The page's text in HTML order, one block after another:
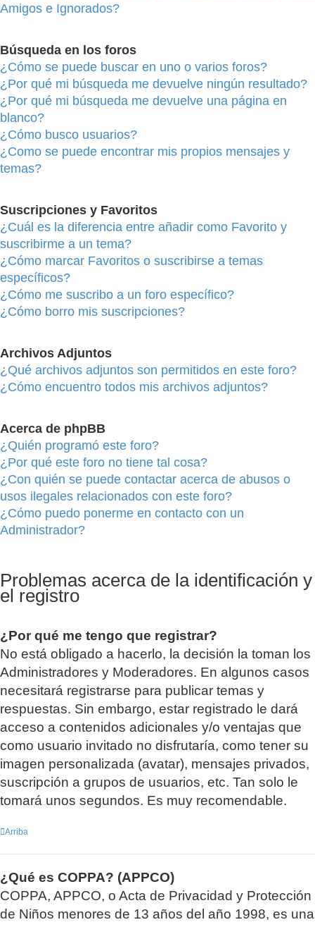
Amigos e Ignorados?
Búsqueda en los foros
¿Cómo se puede buscar en uno o varios foros?
¿Por qué mi búsqueda me devuelve ningún resultado?
¿Por qué mi búsqueda me devuelve una página en
blanco?
¿Cómo busco usuarios?
¿Como se puede encontrar mis propios mensajes y
temas?
Suscripciones y Favoritos
¿Cuál es la diferencia entre añadir como Favorito y
suscribirme a un tema?
¿Cómo marcar Favoritos o suscribirse a temas
específicos?
¿Cómo me suscribo a un foro específico?
¿Cómo borro mis suscripciones?
Archivos Adjuntos
¿Qué archivos adjuntos son permitidos en este foro?
¿Cómo encuentro todos mis archivos adjuntos?
Acerca de phpBB
¿Quién programó este foro?
¿Por qué este foro no tiene tal cosa?
¿Con quién se puede contactar acerca de abusos o
usos ilegales relacionados con este foro?
¿Cómo puedo ponerme en contacto con un
Administrador?
Problemas acerca de la identificación y
el registro
¿Por qué me tengo que registrar?
No está obligado a hacerlo, la decisión la toman los
Administradores y Moderadores. En algunos casos
necesitará registrarse para publicar temas y
respuestas. Sin embargo, estar registrado le dará
acceso a contenidos adicionales y/o ventajas que
como usuario invitado no disfrutaría, como tener su
imagen personalizada (avatar), mensajes privados,
suscripción a grupos de usuarios, etc. Tan solo le
tomará unos segundos. Es muy recomendable.
Arriba
¿Qué es COPPA? (APPCO)
COPPA, APPCO, o Acta de Privacidad y Protección
de Niños menores de 13 años del año 1998, es una